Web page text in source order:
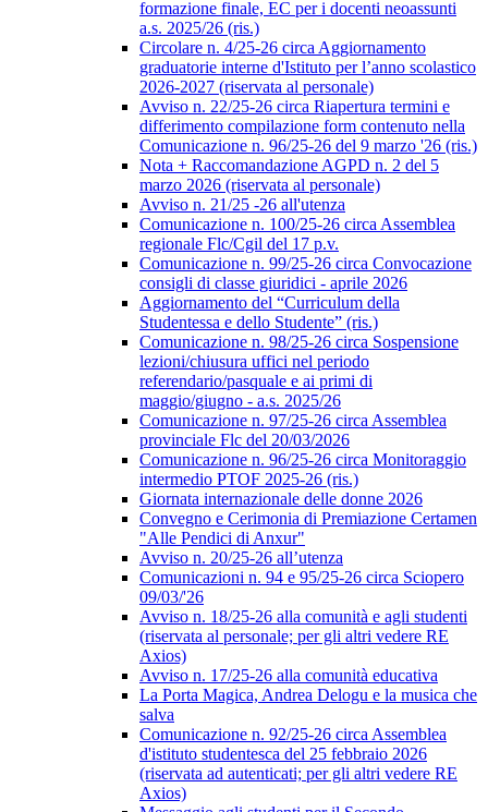
formazione finale, EC per i docenti neoassunti
a.s. 2025/26 (ris.)
Circolare n. 4/25-26 circa Aggiornamento
graduatorie interne d'Istituto per l’anno scolastico
2026-2027 (riservata al personale)
Avviso n. 22/25-26 circa Riapertura termini e
differimento compilazione form contenuto nella
Comunicazione n. 96/25-26 del 9 marzo '26 (ris.)
Nota + Raccomandazione AGPD n. 2 del 5
marzo 2026 (riservata al personale)
Avviso n. 21/25 -26 all'utenza
Comunicazione n. 100/25-26 circa Assemblea
regionale Flc/Cgil del 17 p.v.
Comunicazione n. 99/25-26 circa Convocazione
consigli di classe giuridici - aprile 2026
Aggiornamento del “Curriculum della
Studentessa e dello Studente” (ris.)
Comunicazione n. 98/25-26 circa Sospensione
lezioni/chiusura uffici nel periodo
referendario/pasquale e ai primi di
maggio/giugno - a.s. 2025/26
Comunicazione n. 97/25-26 circa Assemblea
provinciale Flc del 20/03/2026
Comunicazione n. 96/25-26 circa Monitoraggio
intermedio PTOF 2025-26 (ris.)
Giornata internazionale delle donne 2026
Convegno e Cerimonia di Premiazione Certamen
"Alle Pendici di Anxur"
Avviso n. 20/25-26 all’utenza
Comunicazioni n. 94 e 95/25-26 circa Sciopero
09/03/'26
Avviso n. 18/25-26 alla comunità e agli studenti
(riservata al personale; per gli altri vedere RE
Axios)
Avviso n. 17/25-26 alla comunità educativa
La Porta Magica, Andrea Delogu e la musica che
salva
Comunicazione n. 92/25-26 circa Assemblea
d'istituto studentesca del 25 febbraio 2026
(riservata ad autenticati; per gli altri vedere RE
Axios)